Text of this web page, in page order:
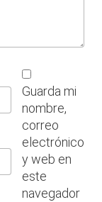
Guarda mi
nombre,
correo
electrónico
y web en
este
navegador